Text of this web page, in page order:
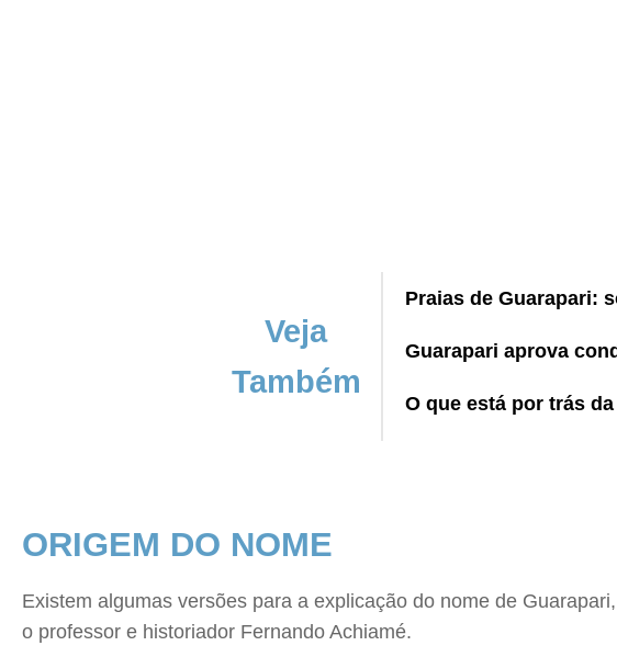
Veja
Também
Praias de Guarapari:
Guarapari aprova
O que está por trás
ORIGEM DO NOME
Existem algumas versões para a explicação do nome de
o professor e historiador Fernando Achiamé.